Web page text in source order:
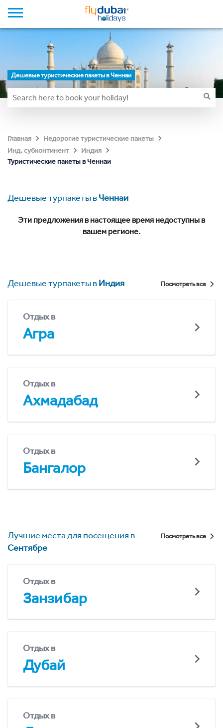
Дешевые туристические пакеты в Ченнаи
Главная
Недорогие туристические пакеты
Инд. субконтинент
Индия
Туристические пакеты в Ченнаи
Дешевые турпакеты вЧеннаи
Эти предложения в настоящее время недоступны в
вашем регионе.
Дешевые турпакеты вИндия Посмотреть все
Отдых в
Агра
Отдых в
Ахмадабад
Отдых в
Бангалор
Лучшие места для посещения в
Сентябре
Посмотреть все
Отдых в
Занзибар
Отдых в
Дубай
Отдых в